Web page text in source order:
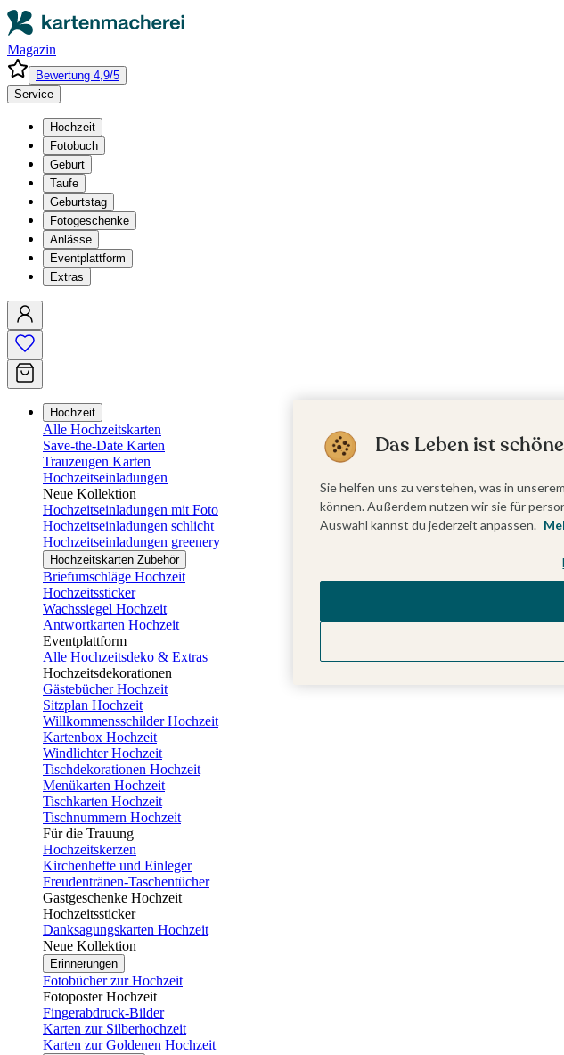
Magazin
Bewertung 4,9/5
Service
Hochzeit
Fotobuch
Geburt
Taufe
Geburtstag
Fotogeschenke
Anlässe
Eventplattform
Extras
Hochzeit
Alle Hochzeitskarten
Save-the-Date Karten
Trauzeugen Karten
Hochzeitseinladungen
Neue Kollektion
Hochzeitseinladungen mit Foto
Hochzeitseinladungen schlicht
Hochzeitseinladungen greenery
Hochzeitskarten Zubehör
Briefumschläge Hochzeit
Hochzeitssticker
Wachssiegel Hochzeit
Antwortkarten Hochzeit
Eventplattform
Alle Hochzeitsdeko & Extras
Hochzeitsdekorationen
Gästebücher Hochzeit
Sitzplan Hochzeit
Willkommensschilder Hochzeit
Kartenbox Hochzeit
Windlichter Hochzeit
Tischdekorationen Hochzeit
Menükarten Hochzeit
Tischkarten Hochzeit
Tischnummern Hochzeit
Für die Trauung
Hochzeitskerzen
Kirchenhefte und Einleger
Freudentränen-Taschentücher
Gastgeschenke Hochzeit
Hochzeitssticker
Danksagungskarten Hochzeit
Neue Kollektion
Erinnerungen
Fotobücher zur Hochzeit
Fotoposter Hochzeit
Fingerabdruck-Bilder
Karten zur Silberhochzeit
Karten zur Goldenen Hochzeit
Das Leben ist
Sie helfen uns zu verstehen, was in
können. Außerdem nutzen wir sie für
Auswahl kannst du jederzeit anpassen.